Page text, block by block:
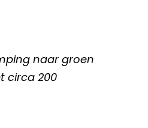
naar groen
circa 200